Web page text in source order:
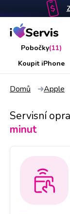
Pobočky(11)
Koupit iPhone
Domů Apple
Servisní
minut